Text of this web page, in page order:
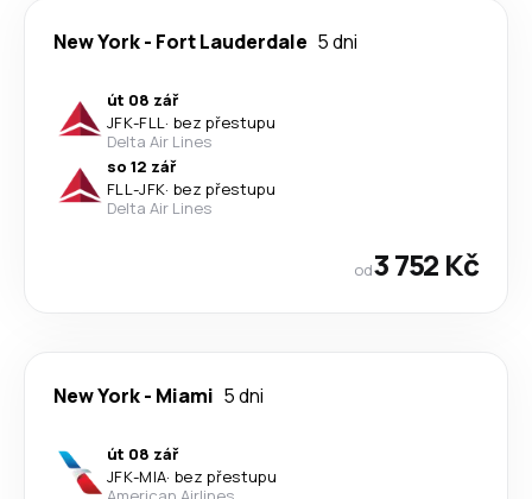
New York- Fort Lauderdale 5 dni
út 08 zář
JFK-FLL· bez přestupu
Delta Air Lines
so 12 zář
FLL-JFK· bez přestupu
Delta Air Lines
od3 752 Kč
New York- Miami 5 dni
út 08 zář
JFK-MIA· bez přestupu